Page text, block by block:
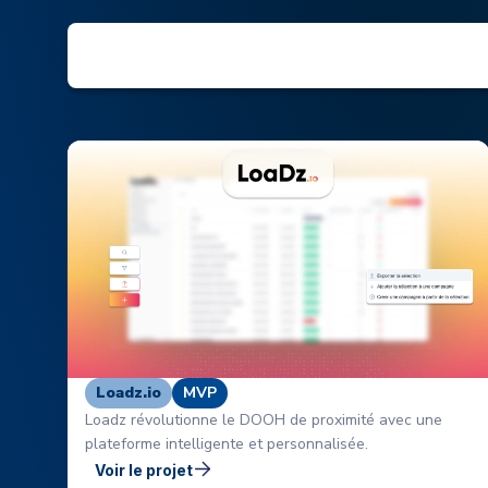
Loadz.io
MVP
Loadz révolutionne le DOOH de proximité avec une
plateforme intelligente et personnalisée.
Voir le projet